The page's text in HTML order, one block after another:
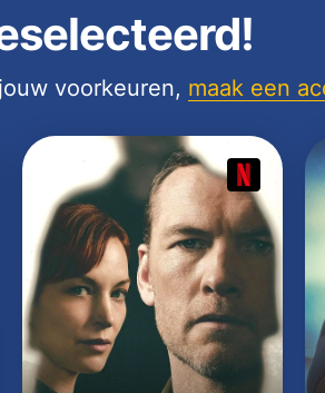
voorkeuren, maak een